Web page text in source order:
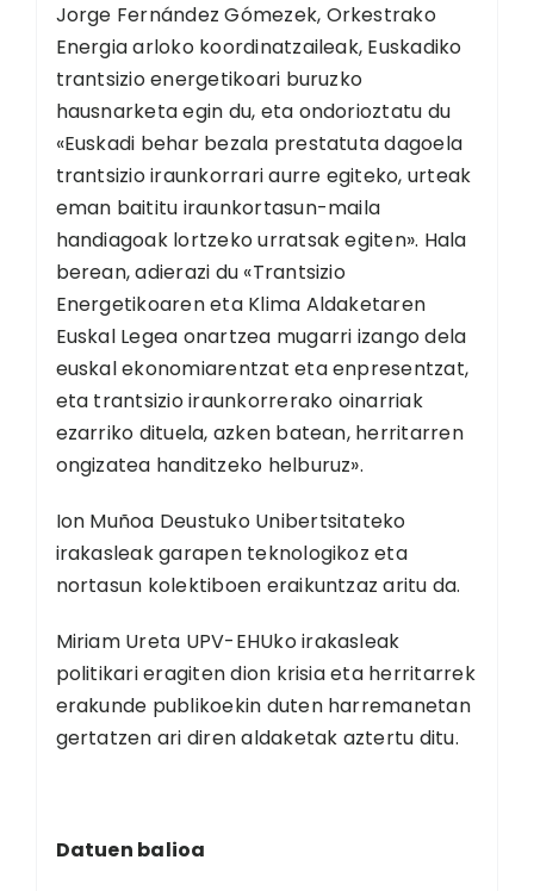
Jorge Fernández Gómezek, Orkestrako
Energia arloko koordinatzaileak, Euskadiko
trantsizio energetikoari buruzko
hausnarketa egin du, eta ondorioztatu du
«Euskadi behar bezala prestatuta dagoela
trantsizio iraunkorrari aurre egiteko, urteak
eman baititu iraunkortasun-maila
handiagoak lortzeko urratsak egiten». Hala
berean, adierazi du «Trantsizio
Energetikoaren eta Klima Aldaketaren
Euskal Legea onartzea mugarri izango dela
euskal ekonomiarentzat eta enpresentzat,
eta trantsizio iraunkorrerako oinarriak
ezarriko dituela, azken batean, herritarren
ongizatea handitzeko helburuz».
Ion Muñoa Deustuko Unibertsitateko
irakasleak garapen teknologikoz eta
nortasun kolektiboen eraikuntzaz aritu da.
Miriam Ureta UPV-EHUko irakasleak
politikari eragiten dion krisia eta herritarrek
erakunde publikoekin duten harremanetan
gertatzen ari diren aldaketak aztertu ditu.
Datuen balioa